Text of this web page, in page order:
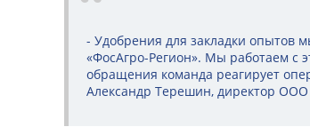
- Удобрения для закладки опытов
«ФосАгро-Регион». Мы работаем с
обращения команда реагирует
Александр Терешин, директор ООО